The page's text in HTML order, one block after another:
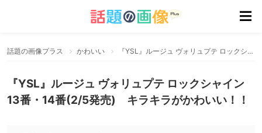
話題の画像プラス かわいい 『YSL』ルージュ ヴォリュプテ ロックシャイン13番・14番(2/5発売) キラキラがかわいい！！
『YSL』ルージュ ヴォリュプテ ロックシャイン
13番・14番(2/5発売) キラキラがかわいい！！